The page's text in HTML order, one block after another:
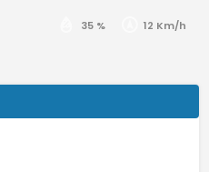
35 % 12 Km/h